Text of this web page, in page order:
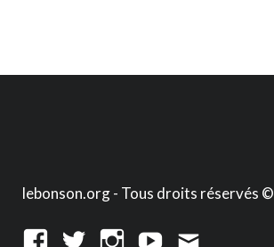
lebonson.org - Tous droits réservés ©